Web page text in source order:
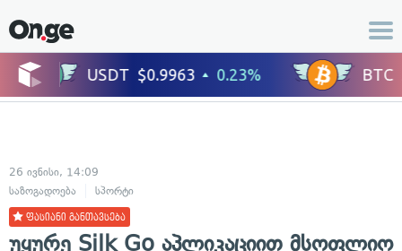
26 ივნისი, 14:09
საზოგადოება
სპორტი
ფასიანი განთავსება
უყურე Silk Go აპლიკაციით მსოფლიო